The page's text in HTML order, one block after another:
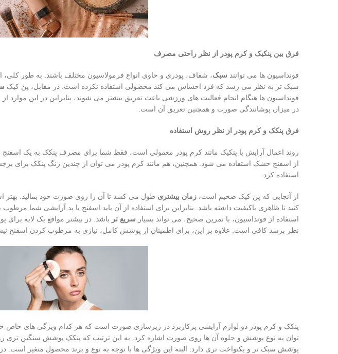
فرق بین پنکیک و کرم پودر از نظر راحتی مصرف
فونداسیون ها می توانند سبک، شفاف، پودری و حاوی انواع فرمولاسیون مختلف باشند. به طور
سبک ‌تر به نظر می ‌رسد که فرد احساس می ‌کند محصولی استفاده نکرده است. در مقابل، پن کیک
فونداسیون ها هنگام انجام فعالیت های ورزشی باعث تعریق بیشتر می شوند، بنابراین در این
در میزان پوشانندگی صورت و همچنین تعریق آن است.
فرق پنکک و کرم پودر از نظر روش استفاده
روند اعمال آرایش با پنکیک مانند کرم پودر معمولی است، فقط شما برای مصرف پنکک به یک اسفنج
از اسفنج خشک استفاده می شود. همچنین، هم مانند کرم پودر می توان از چندین رنگ پنکک برای
استفاده کرد.
از آنجایی که پن کیک ضخیم است، زمان بیشتری طول می کشد تا آن را روی صورت خود بمالید. بهتر
کنید تا ظاهری باکیفیت داشته باشد. بنابراین برای استفاده از آن باید اسفنج یا پد آرایشی شما
استفاده از فونداسیون، با تمرین صحیح، می تواند بسیار سریع تر باشد. در بیشتر مواقع یک لایه
نظر برسد کافی است. علاوه بر این، برای اطمینان از پوشش کامل، نیازی به مرطوب کردن اسفنج
پنکک و کرم پودر دو لوازم آرایشی پرکاربرد در زیرسازی صورت است که هر کدام ویژگی های خاص
توان به نوع پوشش و جلوه آن ها روی صورت اشاره کرد. به این ترتیب که پنکک پوشش سنگین تری
پوشش سبک تر و یکنواخت تری دارد. البته این ویژگی ها با توجه به نوع و برند محصول متغیر